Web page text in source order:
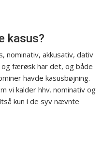
kasus?
nominativ, akkusativ, dativ
færøsk har det, og både
havde kasusbøjning.
vi kalder hhv. nominativ og
kun i de syv nævnte